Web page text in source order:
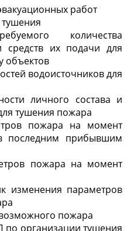
работ
количества
средств их подачи для
объектов
водоисточников для
личного состава и
тушения пожара
пожара на момент
последним прибывшим
пожара на момент
изменения параметров
пожара
по организации тушения